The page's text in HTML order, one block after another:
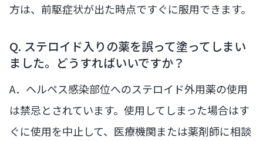
方は、前駆症状が出た時点ですぐに服用できます。
Q. ステロイド入りの薬を誤って塗ってしまい
ました。どうすればいいですか？
A．ヘルペス感染部位へのステロイド外用薬の使用
は禁忌とされています。使用してしまった場合はす
ぐに使用を中止して、医療機関または薬剤師に相談